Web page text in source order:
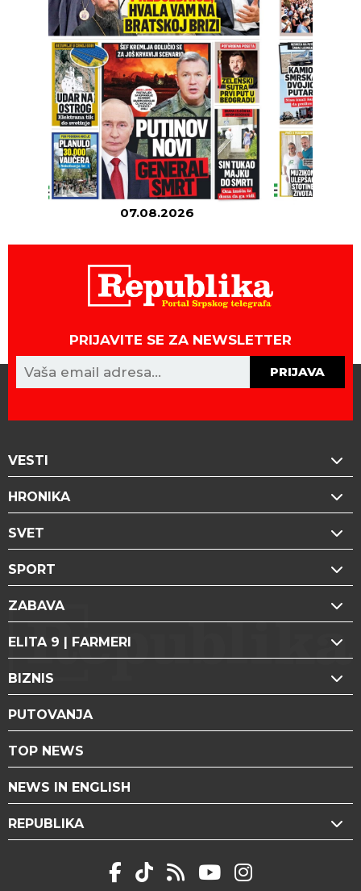
07.08.2026
PRIJAVITE SE ZA NEWSLETTER
PRIJAVA
VESTI
HRONIKA
SVET
SPORT
ZABAVA
ELITA 9 | FARMERI
BIZNIS
PUTOVANJA
TOP NEWS
NEWS IN ENGLISH
REPUBLIKA